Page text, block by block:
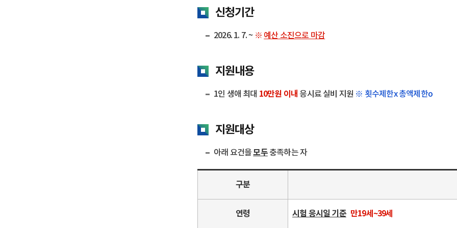
신청기간
2026. 1. 7.~ ※ 예산 소진으로 마감
지원내용
1인 생애 최대 10만원 이내 응시료 실비 지원 ※ 횟수제한x 총액제한o
지원대상
아래 요건을모두충족하는 자
구분
연령 시험 응시일 기준 만19세~39세